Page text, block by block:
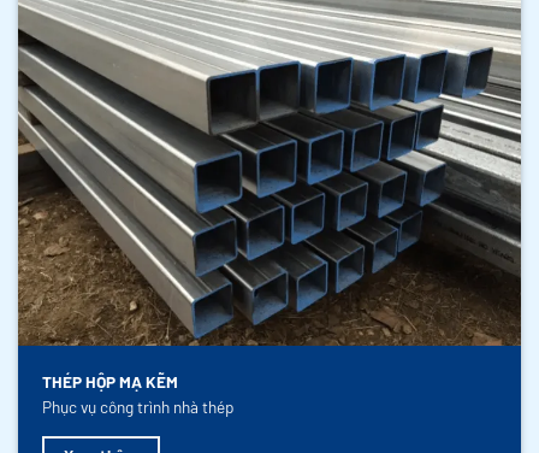
THÉP HỘP MẠ KẼM
Phục vụ công trình nhà thép